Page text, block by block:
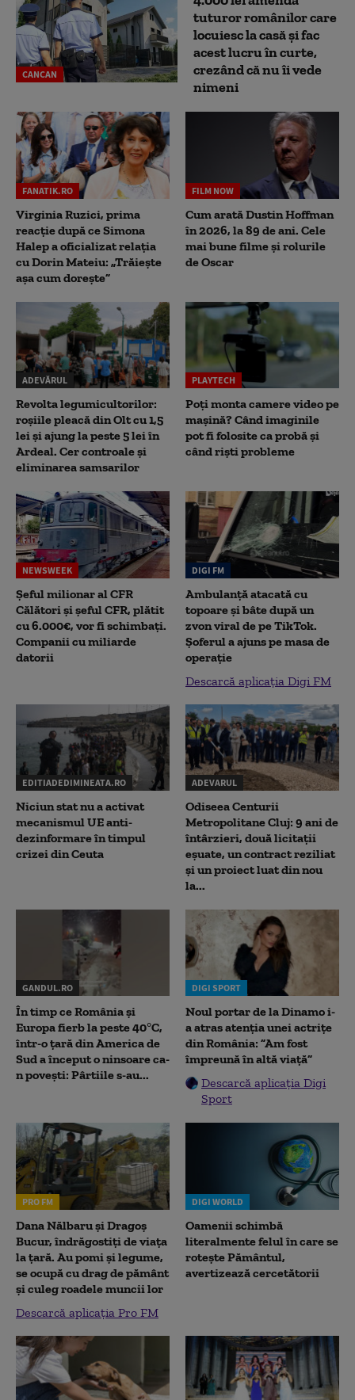
CANCAN
tuturor românilor care
locuiesc la casă și fac
acest lucru în curte,
crezând că nu îi vede
nimeni
FANATIK.RO
Virginia Ruzici, prima
reacție după ce Simona
Halep a oficializat relația
cu Dorin Mateiu: „Trăiește
așa cum dorește”
FILM NOW
Cum arată Dustin Hoffman
în 2026, la 89 de ani. Cele
mai bune filme și rolurile
de Oscar
ADEVĂRUL
Revolta legumicultorilor:
roșiile pleacă din Olt cu 1,5
lei și ajung la peste 5 lei în
Ardeal. Cer controale și
eliminarea samsarilor
PLAYTECH
Poți monta camere video pe
mașină? Când imaginile
pot fi folosite ca probă și
când riști probleme
NEWSWEEK
Șeful milionar al CFR
Călători și șeful CFR, plătit
cu 6.000€, vor fi schimbați.
Companii cu miliarde
datorii
DIGI FM
Ambulanță atacată cu
topoare și bâte după un
zvon viral de pe TikTok.
Șoferul a ajuns pe masa de
operație
Descarcă aplicația Digi FM
EDITIADEDIMINEATA.RO
Niciun stat nu a activat
mecanismul UE anti-
dezinformare în timpul
crizei din Ceuta
ADEVARUL
Odiseea Centurii
Metropolitane Cluj: 9 ani de
întârzieri, două licitații
eșuate, un contract reziliat
și un proiect luat din nou
la...
GANDUL.RO
În timp ce România și
Europa fierb la peste 40°C,
într-o țară din America de
Sud a început o ninsoare ca-
n povești: Pârtiile s-au...
DIGI SPORT
Noul portar de la Dinamo i-
a atras atenția unei actrițe
din România: ”Am fost
împreună în altă viață”
Descarcă aplicația Digi
Sport
PRO FM
Dana Nălbaru și Dragoș
Bucur, îndrăgostiți de viața
la țară. Au pomi și legume,
se ocupă cu drag de pământ
și culeg roadele muncii lor
Descarcă aplicația Pro FM
DIGI WORLD
Oamenii schimbă
literalmente felul în care se
rotește Pământul,
avertizează cercetătorii